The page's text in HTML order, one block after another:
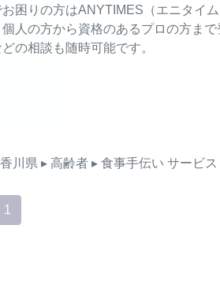
困りの方はANYTIMES（エニタイ
人の方から資格のあるプロの方ま
の相談も随時可能です。
香川県 ▸ 高齢者 ▸ 食事手伝い サービス
1